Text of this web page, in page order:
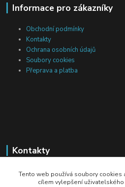
Informace pro zákazníky
Obchodní podmínky
Kontakty
Ochrana osobních údajů
Soubory cookies
Přeprava a platba
Kontakty
Michal Tranta
+420 777 217 687
Tento web používá soubory cookies
cílem vylepšení